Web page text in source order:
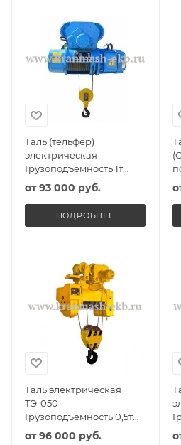
Таль (тельфер)
электрическая
Грузоподъемность 1т
Высота подъема 6м
от93 000 руб.
ПОДРОБНЕЕ
Таль электрическая
ТЭ-050
Грузоподъемность 0,5т
Высота подъема 6м
от96 000 руб.